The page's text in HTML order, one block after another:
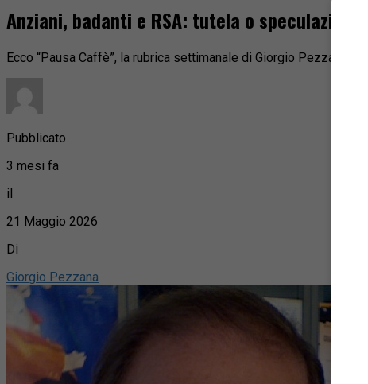
Anziani, badanti e RSA: tutela o speculazioni?
Ecco “Pausa Caffè”, la rubrica settimanale di Giorgio Pezzana
Pubblicato
3 mesi fa
il
21 Maggio 2026
Di
Giorgio Pezzana